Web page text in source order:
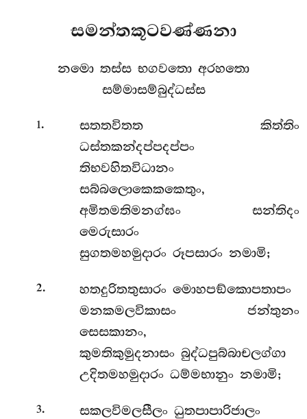
සමන්තකූටවණ්ණනා
නමො තස්ස භගවතො අරහතො
සම්මාසම්බුද්ධස්ස
1.
සතතවිතත කිත්තිං
ධස්තකන්දප්පදප්පං
තිභවහිතවිධානං
සබ්බලොකෙකකෙතුං,
අමිතමතිමනග්ඝං සන්තිදං
මෙරුසාරං
සුගතමහමුදාරං රූපසාරං නමාමි;
2.
හතදුරිතතුසාරං මොහපඞ්කොපතාපං
මනකමලවිකාසං ජන්තුනං
සෙසකානං,
කුමතිකුමුදනාසං බුද්ධපුබ්බාචලග්ගා
උදිතමහමුදාරං ධම්මභානුං නමාමි;
3.
සකලවිමලසීලං ධුතපාපාරිජාලං